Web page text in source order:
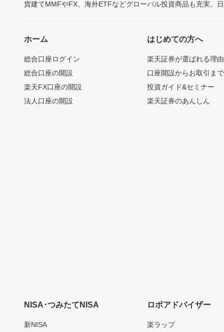
貨建てMMFやFX、海外ETFなどグローバル投資商品も充実。
ホーム
総合口座ログイン
総合口座の開設
楽天FX口座の開設
法人口座の開設
はじめての方へ
楽天証券が選ばれる理由
口座開設からお取引ま
投資ガイド&セミナー
楽天証券のあんしん
NISA･つみたてNISA
新NISA
ロボアドバイザー
楽ラップ